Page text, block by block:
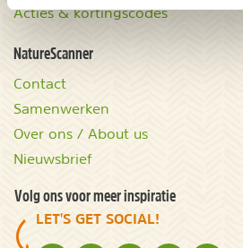
Acties & kortingscodes
NatureScanner
Contact
Samenwerken
Over ons / About us
Nieuwsbrief
Volg ons voor meer inspiratie
LET'S GET SOCIAL!